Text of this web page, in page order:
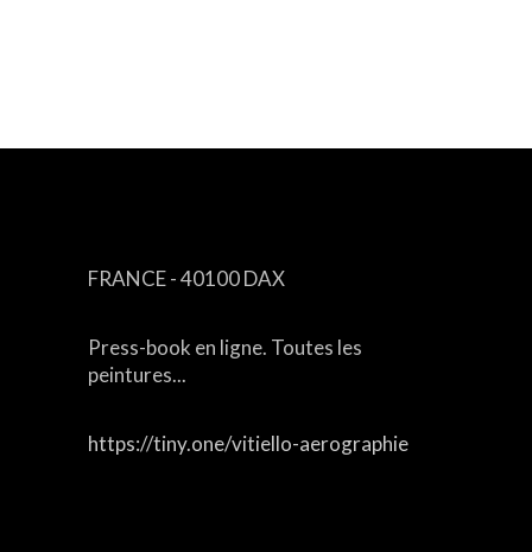
FRANCE - 40100 DAX
Press-book en ligne. Toutes les
peintures...
https://tiny.one/vitiello-aerographie